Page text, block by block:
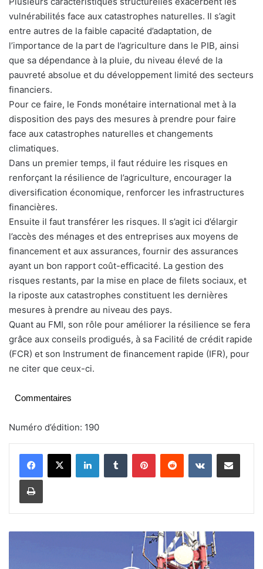
vulnérabilités face aux catastrophes naturelles. Il s’agit
entre autres de la faible capacité d’adaptation, de
l’importance de la part de l’agriculture dans le PIB, ainsi
que sa dépendance à la pluie, du niveau élevé de la
pauvreté absolue et du développement limité des secteurs
financiers.
Pour ce faire, le Fonds monétaire international met à la
disposition des pays des mesures à prendre pour faire
face aux catastrophes naturelles et changements
climatiques.
Dans un premier temps, il faut réduire les risques en
renforçant la résilience de l’agriculture, encourager la
diversification économique, renforcer les infrastructures
financières.
Ensuite il faut transférer les risques. Il s’agit ici d’élargir
l’accès des ménages et des entreprises aux moyens de
financement et aux assurances, fournir des assurances
ayant un bon rapport coût-efficacité. La gestion des
risques restants, par la mise en place de filets sociaux, et
la riposte aux catastrophes constituent les dernières
mesures à prendre au niveau des pays.
Quant au FMI, son rôle pour améliorer la résilience se fera
grâce aux conseils prodigués, à sa Facilité de crédit rapide
(FCR) et son Instrument de financement rapide (IFR), pour
ne citer que ceux-ci.
Commentaires
Numéro d’édition: 190